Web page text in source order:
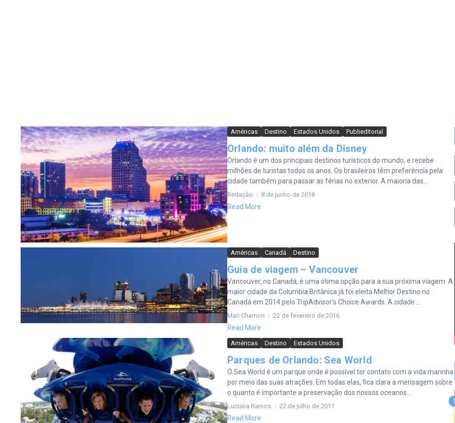
Américas Destino Estados Unidos Publieditorial
Orlando: muito além da Disney
Orlando é um dos principais destinos turísticos do mundo, e recebe
milhões de turistas todos os anos. Os brasileiros têm preferência pela
cidade também para passar as férias no exterior. A maioria das...
Redação 8 de junho de 2018
Read More
Américas Canadá Destino
Guia de viagem – Vancouver
Vancouver, no Canadá, é uma ótima opção para a sua próxima viagem. A
maior cidade da Columbia Britânica já foi eleita Melhor Destino no
Canadá em 2014 pelo TripAdvisor’s Choice Awards. A cidade ...
Mari Chamon 22 de fevereiro de 2016
Read More
Américas Destino Estados Unidos
Parques de Orlando: Sea World
O Sea World é um parque onde é possível ter contato com a vida marinha
por meio das suas atrações. Em todas elas, fica clara a mensagem sobre
o quanto é importante a preservação dos nossos oceanos....
Luciana Ramos 22 de julho de 2011
Read More
1